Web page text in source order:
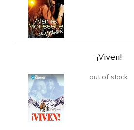
¡Viven!
out of stock